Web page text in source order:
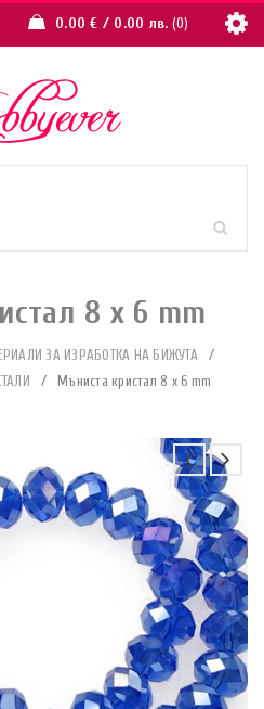
0.00€ / 0.00 лв. 0
8 x 6 mm
ЗА ИЗРАБОТКА НА БИЖУТА
/
/ Мъниста кристал 8 x 6 mm